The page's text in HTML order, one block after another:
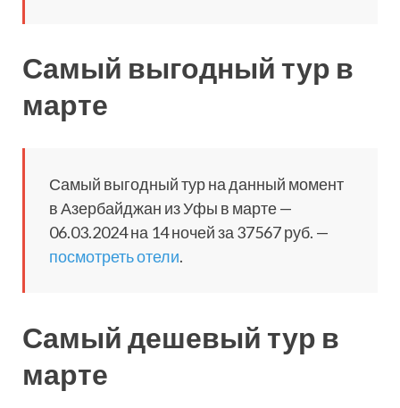
Самый выгодный тур в
марте
Самый выгодный тур на данный момент
в Азербайджан из Уфы в марте —
06.03.2024 на 14 ночей за 37567 руб. —
посмотреть отели.
Самый дешевый тур в
марте